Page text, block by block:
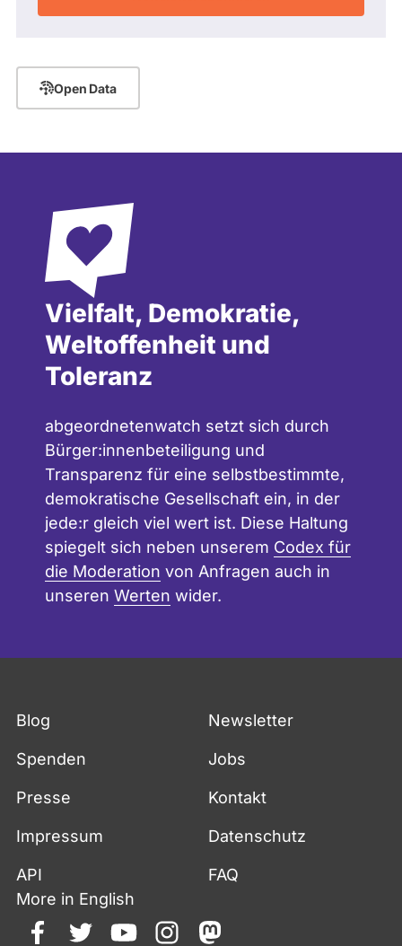
Open Data
Vielfalt, Demokratie,
Weltoffenheit und
Toleranz
abgeordnetenwatch setzt sich durch
Bürger:innenbeteiligung und
Transparenz für eine selbstbestimmte,
demokratische Gesellschaft ein, in der
jede:r gleich viel wert ist. Diese Haltung
spiegelt sich neben unserem Codex für
die Moderation von Anfragen auch in
unseren Werten wider.
Blog Newsletter
Spenden Jobs
Presse Kontakt
Impressum Datenschutz
API
FAQ
More in English